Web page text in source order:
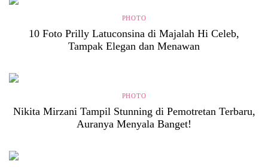
PHOTO
10 Foto Prilly Latuconsina di Majalah Hi Celeb,
Tampak Elegan dan Menawan
PHOTO
Nikita Mirzani Tampil Stunning di Pemotretan Terbaru,
Auranya Menyala Banget!